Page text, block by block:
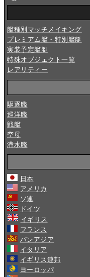
艦種別マッチメイキング
プレミアム艦・特別艦艇
実装予定艦艇
特殊オブジェクト一覧
レアリティー
駆逐艦
巡洋艦
戦艦
空母
潜水艦
日本
アメリカ
ソ連
ドイツ
イギリス
フランス
パンアジア
イタリア
イギリス連邦
ヨーロッパ